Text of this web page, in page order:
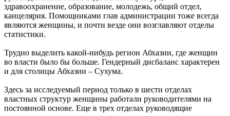
здравоохранение, образование, молодежь, общий отдел,
канцелярия. Помощниками глав администрации тоже всегда
являются женщины, и почти везде они возглавляют отделы
статистики.
Трудно выделить какой-нибудь регион Абхазии, где женщин
во власти было бы больше. Гендерный дисбаланс характерен
и для столицы Абхазии – Сухума.
Здесь за исследуемый период только в шести отделах
властных структур женщины работали руководителями на
постоянной основе. Еще в трех отделах руководящие